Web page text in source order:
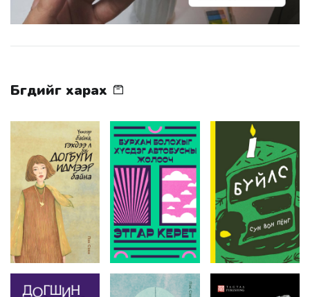
Бүгдийг харах